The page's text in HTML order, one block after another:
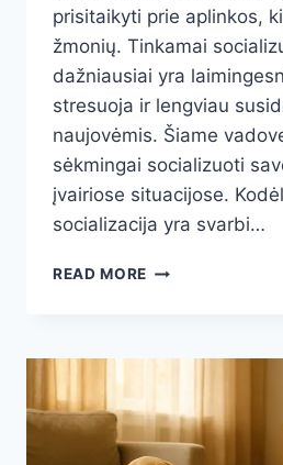
prisitaikyti prie aplinkos,
žmonių. Tinkamai
dažniausiai yra
stresuoja ir lengviau
naujovėmis. Šiame
sėkmingai socializuoti
įvairiose situacijose.
socializacija yra svarbi…
READ MORE GYVŪNŲ
GYVŪNĮ
PASAULIUI